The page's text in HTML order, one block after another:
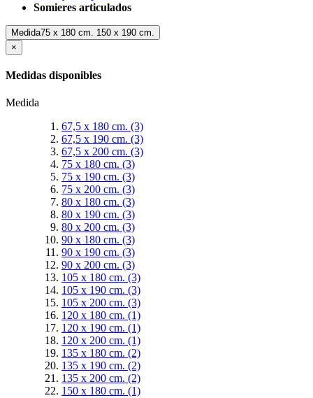
Somieres articulados
Medida75 x 180 cm. 150 x 190 cm.
×
Medidas disponibles
Medida
67,5 x 180 cm. (3)
67,5 x 190 cm. (3)
67,5 x 200 cm. (3)
75 x 180 cm. (3)
75 x 190 cm. (3)
75 x 200 cm. (3)
80 x 180 cm. (3)
80 x 190 cm. (3)
80 x 200 cm. (3)
90 x 180 cm. (3)
90 x 190 cm. (3)
90 x 200 cm. (3)
105 x 180 cm. (3)
105 x 190 cm. (3)
105 x 200 cm. (3)
120 x 180 cm. (1)
120 x 190 cm. (1)
120 x 200 cm. (1)
135 x 180 cm. (2)
135 x 190 cm. (2)
135 x 200 cm. (2)
150 x 180 cm. (1)